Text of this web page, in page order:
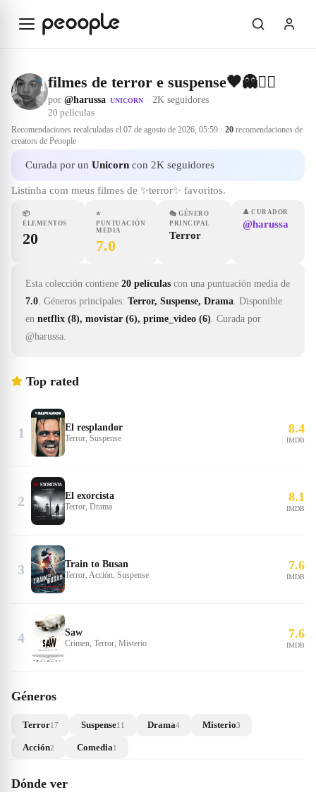
filmes de terror e suspense🖤👻🧟‍♀️
por @harussa UNICORN · 2K seguidores
20 películas
Recomendaciones recalculadas el 07 de agosto de 2026, 05:59 · 20 recomendaciones de
creators de Peoople
Curada por un Unicorn con 2K seguidores
Listinha com meus filmes de ✨terror✨ favoritos.
📦
ELEMENTOS
20
⭐
PUNTUACIÓN
MEDIA
7.0
🎭 GÉNERO
PRINCIPAL
Terror
👤 CURADOR
@harussa
Esta colección contiene 20 películas con una puntuación media de
7.0. Géneros principales: Terror, Suspense, Drama. Disponible
en netflix (8), movistar (6), prime_video (6). Curada por
@harussa.
Top rated
1 El resplandor
Terror, Suspense
8.4
IMDB
2 El exorcista
Terror, Drama
8.1
IMDB
3 Train to Busan
Terror, Acción, Suspense
7.6
IMDB
4 Saw
Crimen, Terror, Misterio
7.6
IMDB
Géneros
Terror17 Suspense11 Drama4 Misterio3
Acción2 Comedia1
Dónde ver